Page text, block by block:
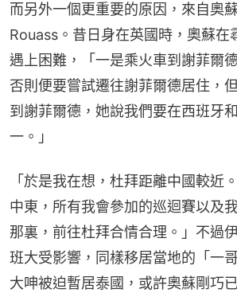
而另外一個更重要的原因，來自奧
Rouass。昔日身在英國時，奧蘇在
遇上困難，「一是乘火車到謝菲爾
否則便要嘗試遷往謝菲爾德居住，
到謝菲爾德，她說我們要在西班牙
一。」
「於是我在想，杜拜距離中國較近
中東，所有我會參加的巡迴賽以及
那裏，前往杜拜合情合理。」不過
班大受影響，同樣移居當地的「一
大呻被迫暫居泰國，或許奧蘇剛巧